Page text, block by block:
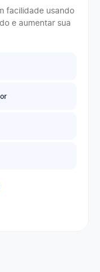
facilidade usando
e aumentar sua